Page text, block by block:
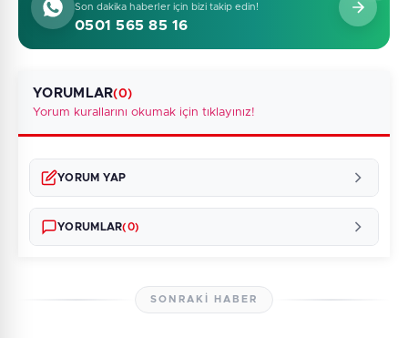
Son dakika haberler için bizi takip edin!
0501 565 85 16
YORUMLAR(0)
Yorum kurallarını okumak için tıklayınız!
YORUM YAP
YORUMLAR(0)
SONRAKI HABER